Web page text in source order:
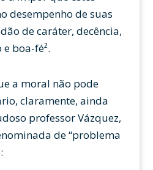
desempenho de suas
de caráter, decência,
boa-fé².
a moral não pode
claramente, ainda
professor Vázquez,
de “problema